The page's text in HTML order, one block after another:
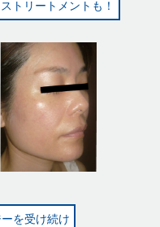
トリートメントも！
を受け続け